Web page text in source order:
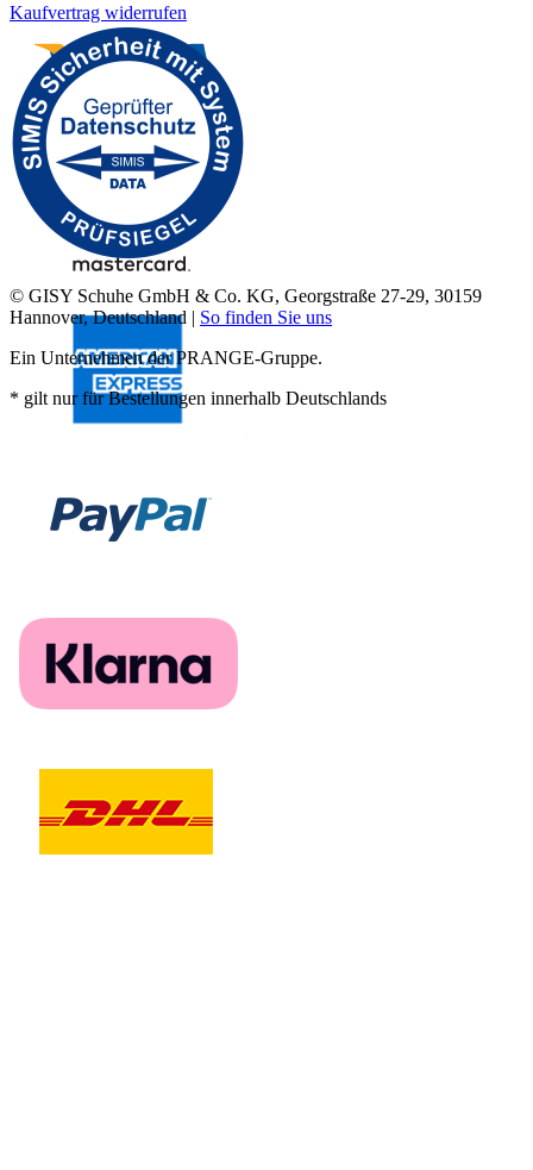
Kaufvertrag widerrufen
© GISY Schuhe GmbH & Co. KG, Georgstraße 27-29, 30159
Hannover, Deutschland | So finden Sie uns
Ein Unternehmen der PRANGE-Gruppe.
* gilt nur für Bestellungen innerhalb Deutschlands